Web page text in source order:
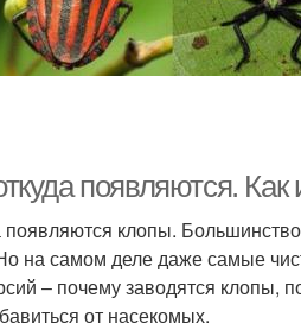
появляются. Как
клопы.
на самом деле даже самые
– почему заводятся клопы,
от насекомых.